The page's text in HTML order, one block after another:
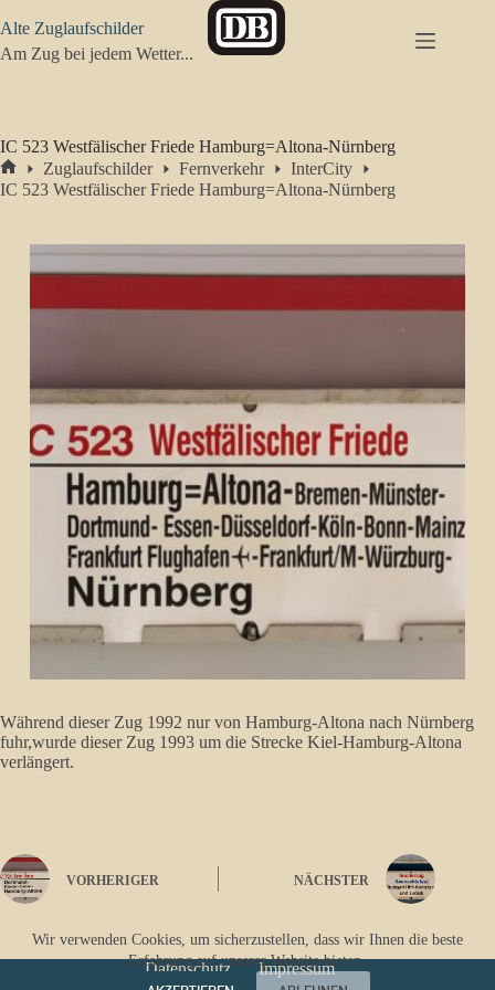
Inhalt
springen
Wir verwenden Cookies, um sicherzustellen, dass wir Ihnen die beste
Erfahrung auf unserer Website bieten.
Alte Zuglaufschilder
Am Zug bei jedem Wetter...
IC 523 Westfälischer Friede Hamburg=Altona-Nürnberg
Start
Zuglaufschilder Fernverkehr
InterCity
IC 523 Westfälischer Friede Hamburg=Altona-Nürnberg
Während dieser Zug 1992 nur von Hamburg-Altona nach Nürnberg
fuhr,wurde dieser Zug 1993 um die Strecke Kiel-Hamburg-Altona
verlängert.
VORHERIGER NÄCHSTER
Datenschutz Impressum